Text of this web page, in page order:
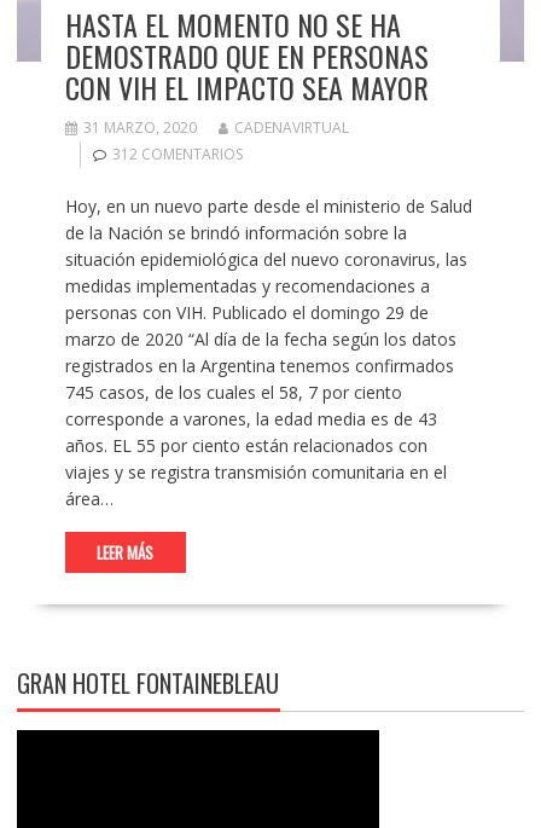
HASTA EL MOMENTO NO SE HA
DEMOSTRADO QUE EN PERSONAS
CON VIH EL IMPACTO SEA MAYOR
31 MARZO, 2020
CADENAVIRTUAL
312 COMENTARIOS
Hoy, en un nuevo parte desde el ministerio de Salud
de la Nación se brindó información sobre la
situación epidemiológica del nuevo coronavirus, las
medidas implementadas y recomendaciones a
personas con VIH. Publicado el domingo 29 de
marzo de 2020 “Al día de la fecha según los datos
registrados en la Argentina tenemos confirmados
745 casos, de los cuales el 58, 7 por ciento
corresponde a varones, la edad media es de 43
años. EL 55 por ciento están relacionados con
viajes y se registra transmisión comunitaria en el
área…
LEER MÁS
GRAN HOTEL FONTAINEBLEAU